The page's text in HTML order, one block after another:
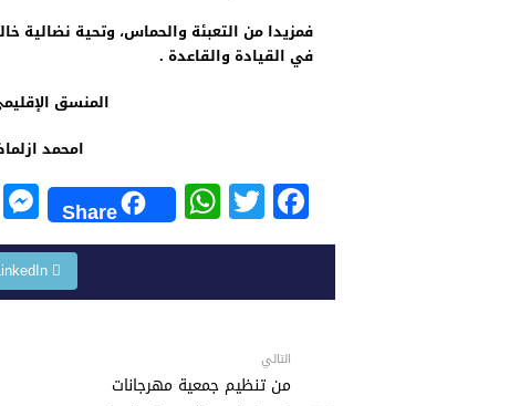
فمزيدا من التعبئة والحماس، وتحية نضالية
في القيادة والقاعدة .
F
a
e
b
o
T
wi
er
W
h
s
p
Share
التالي
من تنظيم جمعية مهرجانات